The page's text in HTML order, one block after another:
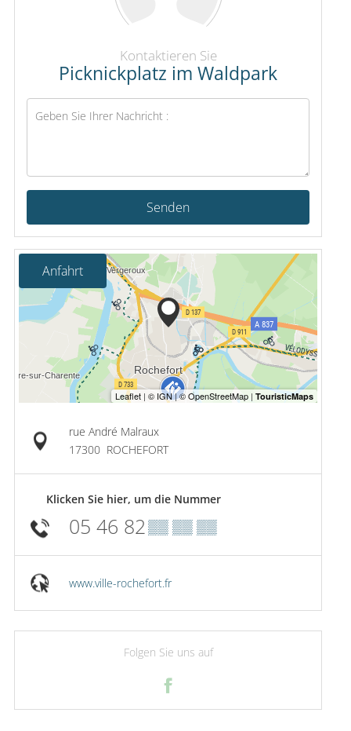
Kontaktieren Sie
Picknickplatz im Waldpark
Senden
Anfahrt
rue André Malraux
17300 ROCHEFORT
Klicken Sie hier, um die Nummer
05 46 82▒▒ ▒▒ ▒▒
www.ville-rochefort.fr
Folgen Sie uns auf